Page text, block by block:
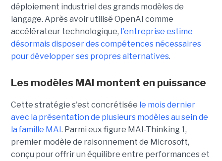
déploiement industriel des grands modèles de
langage. Après avoir utilisé OpenAI comme
accélérateur technologique, l'entreprise estime
désormais disposer des compétences nécessaires
pour développer ses propres alternatives.
Les modèles MAI montent en puissance
Cette stratégie s'est concrétisée le mois dernier
avec la présentation de plusieurs modèles au sein de
la famille MAI . Parmi eux figure MAI-Thinking 1,
premier modèle de raisonnement de Microsoft,
conçu pour offrir un équilibre entre performances et